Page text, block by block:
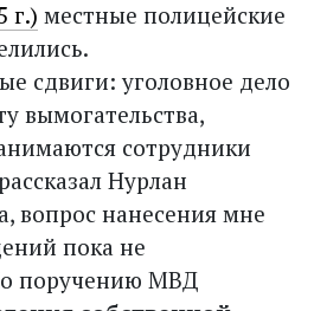
г.) местные полицейские
сдвиги: уголовное дело
вымогательства,
сотрудники
Нурлан
вопрос нанесения мне
пока не
поручению МВД